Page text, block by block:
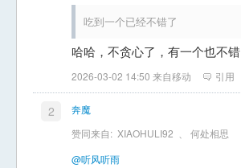
吃到一个已经不错了
哈哈，不贪心了，有一个也不错
2026-03-02 14:50 来自移动 引用
2
奔魔
赞同来自: XIAOHULI92
何处相思
@听风听雨